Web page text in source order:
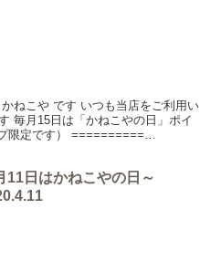
ねこや です いつも当店をご利用い
毎月15日は「かねこやの日」ポイ
限定です） ==========
11日はかねこやの日～